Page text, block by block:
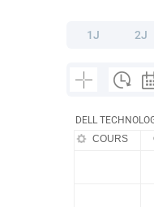
1J 2J
DELL
COURS